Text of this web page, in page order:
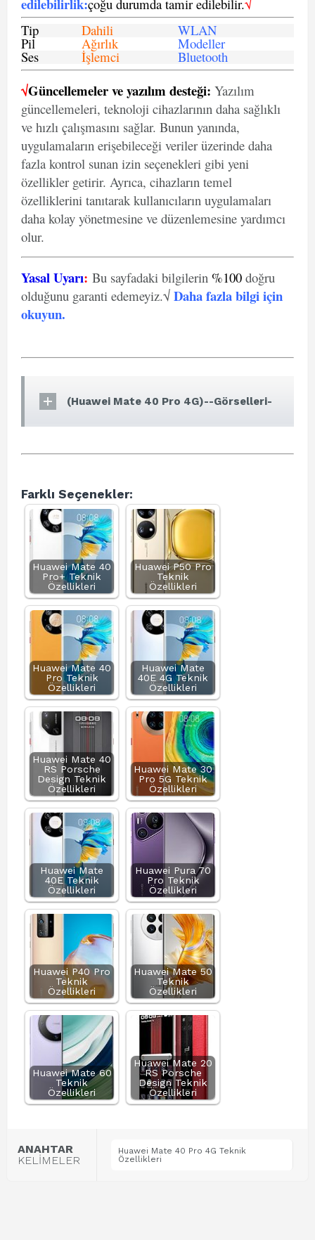
edilebilirlik:çoğu durumda tamir edilebilir.√
Tip
Dahili WLAN
Pil Ağırlık Modeller
Ses İşlemci Bluetooth
√Güncellemeler ve yazılım desteği: Yazılım
güncellemeleri, teknoloji cihazlarının daha sağlıklı
ve hızlı çalışmasını sağlar. Bunun yanında,
uygulamaların erişebileceği veriler üzerinde daha
fazla kontrol sunan izin seçenekleri gibi yeni
özellikler getirir. Ayrıca, cihazların temel
özelliklerini tanıtarak kullanıcıların uygulamaları
daha kolay yönetmesine ve düzenlemesine yardımcı
olur.
Yasal Uyarı: Bu sayfadaki bilgilerin %100 doğru
olduğunu garanti edemeyiz.√ Daha fazla bilgi için
okuyun.
(Huawei Mate 40 Pro 4G)--Görselleri-
Farklı Seçenekler:
Huawei Mate 40
Pro+ Teknik
Özellikleri
Huawei P50 Pro
Teknik
Özellikleri
Huawei Mate 40
Pro Teknik
Özellikleri
Huawei Mate
40E 4G Teknik
Özellikleri
Huawei Mate 40
RS Porsche
Design Teknik
Özellikleri
Huawei Mate 30
Pro 5G Teknik
Özellikleri
Huawei Mate
40E Teknik
Özellikleri
Huawei Pura 70
Pro Teknik
Özellikleri
Huawei P40 Pro
Teknik
Özellikleri
Huawei Mate 50
Teknik
Özellikleri
Huawei Mate 60
Teknik
Özellikleri
Huawei Mate 20
RS Porsche
Design Teknik
Özellikleri
ANAHTAR
KELİMELER
Huawei Mate 40 Pro 4G Teknik
Özellikleri